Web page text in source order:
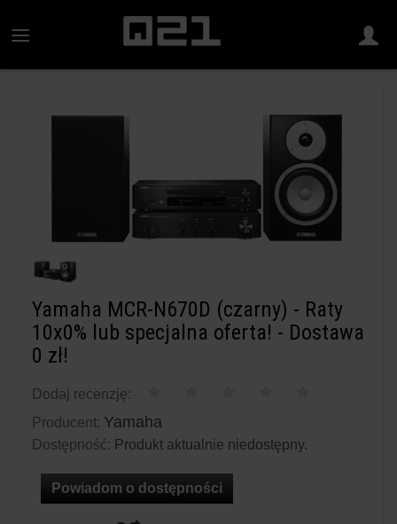
Yamaha MCR-N670D (czarny) - Raty
10x0% lub specjalna oferta! - Dostawa
0 zł!
Dodaj recenzję:
Producent: Yamaha
Dostępność: Produkt aktualnie niedostępny.
Powiadom o dostępności